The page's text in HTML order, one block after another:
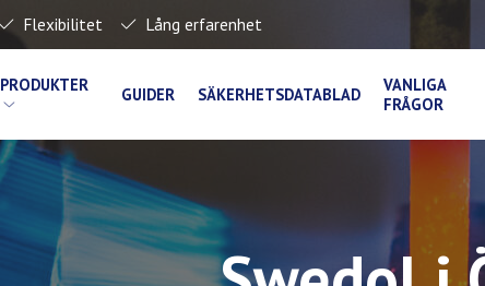
Flexibilitet Lång erfarenhet
PRODUKTER GUIDER SÄKERHETSDATABLAD
VANLIGA
FRÅGOR